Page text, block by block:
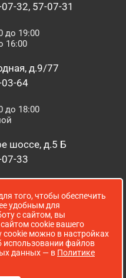
32, 57-07-31
до 19:00
16:00
д.9/77
03-64
до 18:00
шоссе, д.5 Б
33
16:00
д. 52 А
18:00
того, чтобы обеспечить
удобным для
с сайтом, вы
cookie вашего
cookie можно в настройках
использовании файлов
данных — в Политике